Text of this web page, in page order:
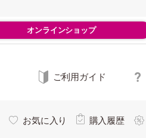
オンラインショップ
ご利用ガイド
お気に入り 購入履歴